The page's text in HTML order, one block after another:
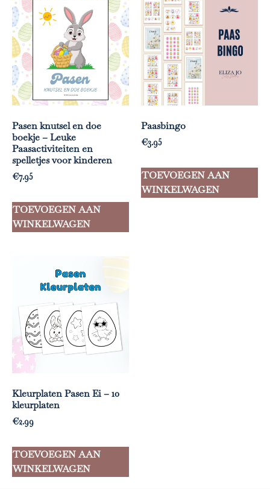
Pasen knutsel en doe
boekje – Leuke
Paasactiviteiten en
spelletjes voor kinderen
€7.95
TOEVOEGEN AAN
WINKELWAGEN
Paasbingo
€3.95
TOEVOEGEN AAN
WINKELWAGEN
Kleurplaten Pasen Ei – 10
kleurplaten
€2.99
TOEVOEGEN AAN
WINKELWAGEN